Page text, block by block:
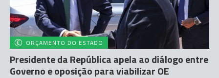
ORÇAMENTO DO ESTADO
Presidente da República apela ao diálogo entre
Governo e oposição para viabilizar OE